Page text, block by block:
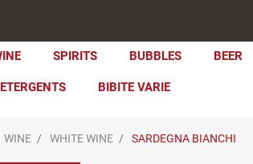
SPIRITS BUBBLES BEER
BIBITE VARIE
WINE WHITE WINE SARDEGNA BIANCHI